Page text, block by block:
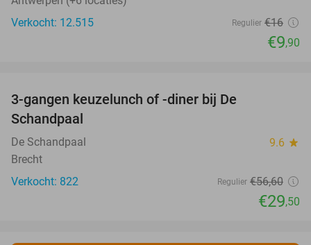
Verkocht: 12.515
Regulier €16
€9,90
3-gangen keuzelunch of -diner bij De
Schandpaal
De Schandpaal 9.6 star
Brecht
Verkocht: 822
Regulier €56,60
€29,50